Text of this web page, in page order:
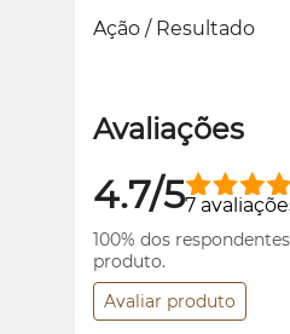
Ação / Resultado
Avaliações
4.7/57
100% dos
produto.
Avaliar produto